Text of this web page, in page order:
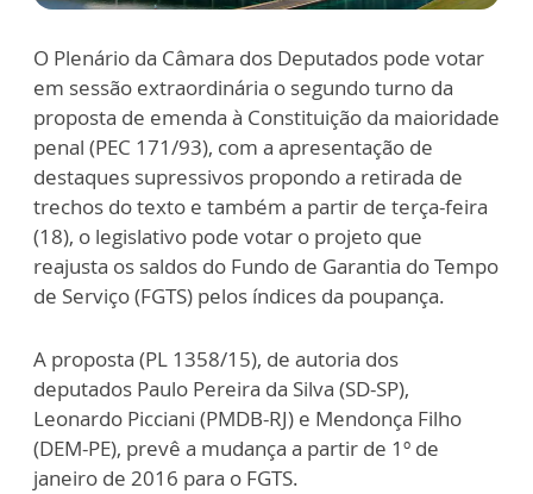
O Plenário da Câmara dos Deputados pode votar
em sessão extraordinária o segundo turno da
proposta de emenda à Constituição da maioridade
penal (PEC 171/93), com a apresentação de
destaques supressivos propondo a retirada de
trechos do texto e também a partir de terça-feira
(18), o legislativo pode votar o projeto que
reajusta os saldos do Fundo de Garantia do Tempo
de Serviço (FGTS) pelos índices da poupança.
A proposta (PL 1358/15), de autoria dos
deputados Paulo Pereira da Silva (SD-SP),
Leonardo Picciani (PMDB-RJ) e Mendonça Filho
(DEM-PE), prevê a mudança a partir de 1º de
janeiro de 2016 para o FGTS.